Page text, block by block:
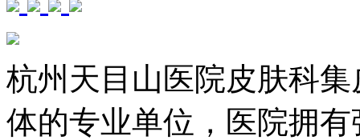
杭州天目山医院皮肤科
体的专业单位，医院拥